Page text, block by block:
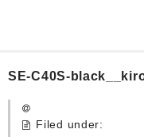
HOME
卒園記念品
SE-C40S-
Filed under: